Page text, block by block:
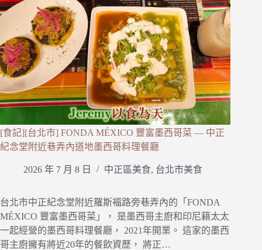
[食記][台北市] FONDA MÉXICO 豐富墨西哥菜 — 中正
紀念堂附近巷弄內道地墨西哥料理餐廳
2026 年 7 月 8 日 中正區美食, 台北市美食
台北市中正紀念堂附近羅斯褔路旁巷弄內的「FONDA
MÉXICO 豐富墨西哥菜」， 是墨西哥主廚和印尼籍太太
一起經營的墨西哥料理餐廳， 2021年開業。 這家的墨西
哥主廚擁有將近20年的餐飲資歷， 將正…